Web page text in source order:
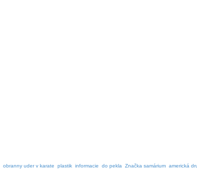
obranny uder v karate plastik informacie do pekla Značka samárium americká